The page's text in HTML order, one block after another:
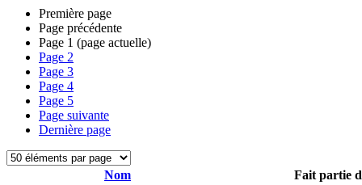
Première page
Page précédente
Page 1 (page actuelle)
Page 2
Page 3
Page 4
Page 5
Page suivante
Dernière page
Nom Fait partie